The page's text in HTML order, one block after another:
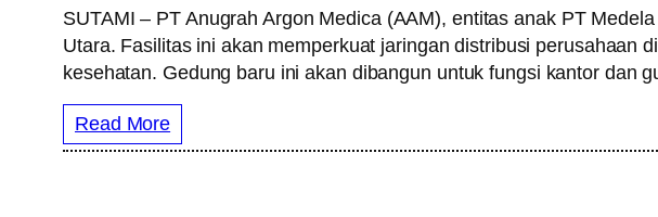
SUTAMI – PT Anugrah Argon Medica (AAM), entitas anak PT
Utara. Fasilitas ini akan memperkuat jaringan distribusi perusahaan
kesehatan. Gedung baru ini akan dibangun untuk fungsi kantor dan
Read More